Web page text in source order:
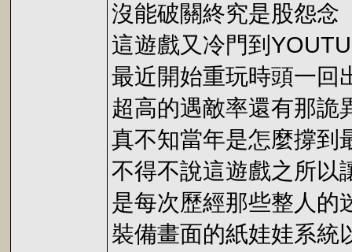
沒能破關終究是股怨念
這遊戲又冷門到
最近開始重玩時頭一回
超高的遇敵率還有那詭
真不知當年是怎麼撐到
不得不說這遊戲之所以
是每次歷經那些整人的
裝備畫面的紙娃娃系統